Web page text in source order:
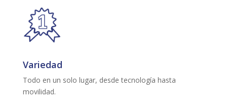
Variedad
Todo en un solo lugar, desde tecnología hasta
movilidad.